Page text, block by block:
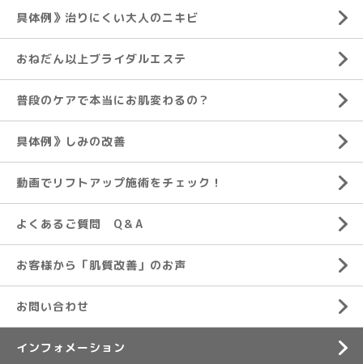
具体例》治りにくい大人のニキビ
おねだん以上ブライダルエステ
普段のケアで本当にお肌変わるの？
具体例》しみの改善
動画でリフトアップ施術をチェック！
よくあるご質問 Q＆A
お客様から「肌質改善」のお声
お問い合わせ
インフォメーション